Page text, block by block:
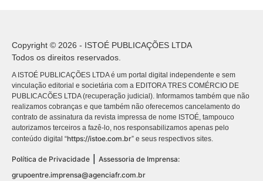
Copyright © 2026 - ISTOÉ PUBLICAÇÕES LTDA
Todos os direitos reservados.
A ISTOÉ PUBLICAÇÕES LTDA é um portal digital independente e sem
vinculação editorial e societária com a EDITORA TRES COMÉRCIO DE
PUBLICACÕES LTDA (recuperação judicial). Informamos também que não
realizamos cobranças e que também não oferecemos cancelamento do
contrato de assinatura da revista impressa de nome ISTOÉ, tampouco
autorizamos terceiros a fazê-lo, nos responsabilizamos apenas pelo
conteúdo digital “https://istoe.com.br” e seus respectivos sites.
Política de Privacidade | Assessoria de Imprensa:
grupoentre.imprensa@agenciafr.com.br